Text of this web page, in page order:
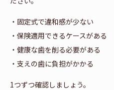
・固定式で違和感が少ない
・保険適用できるケースがある
・健康な歯を削る必要がある
・支えの歯に負担がかかる
1つずつ確認しましょう。